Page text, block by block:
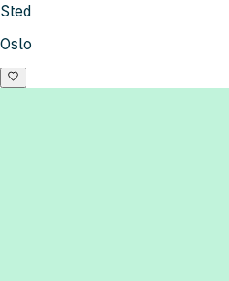
Sted
Oslo